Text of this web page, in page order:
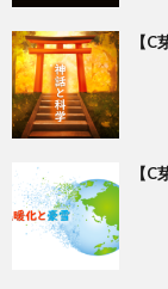
【
【